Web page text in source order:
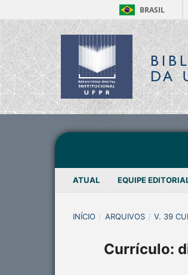
BRASIL
DA
ATUAL EQUIPE
INÍCIO / ARQUIVOS / V. 39
Currículo: